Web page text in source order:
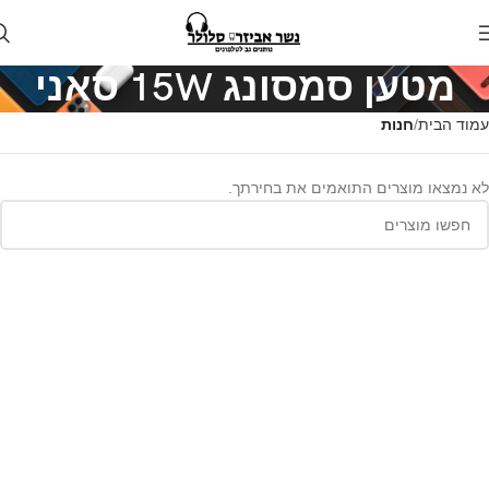
מטען סמסונג 15W סאני
עמוד הבית חנות
לא נמצאו מוצרים התואמים את בחירתך.